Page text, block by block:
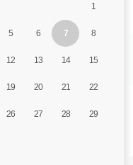
1
5 6 7 8
12 13 14 15
19 20 21 22
26 27 28 29